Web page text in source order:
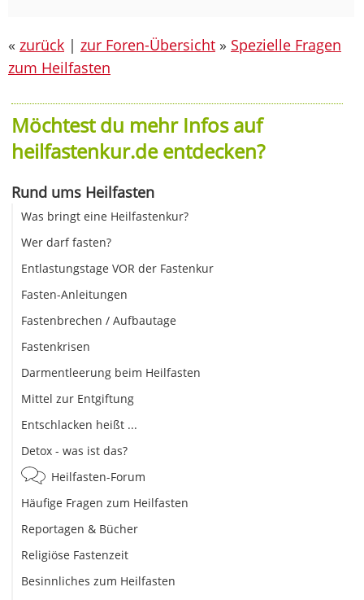
« zurück | zur Foren-Übersicht » Spezielle Fragen
zum Heilfasten
Möchtest du mehr Infos auf
heilfastenkur.de entdecken?
Rund ums Heilfasten
Was bringt eine Heilfastenkur?
Wer darf fasten?
Entlastungstage VOR der Fastenkur
Fasten-Anleitungen
Fastenbrechen / Aufbautage
Fastenkrisen
Darmentleerung beim Heilfasten
Mittel zur Entgiftung
Entschlacken heißt ...
Detox - was ist das?
Heilfasten-Forum
Häufige Fragen zum Heilfasten
Reportagen & Bücher
Religiöse Fastenzeit
Besinnliches zum Heilfasten